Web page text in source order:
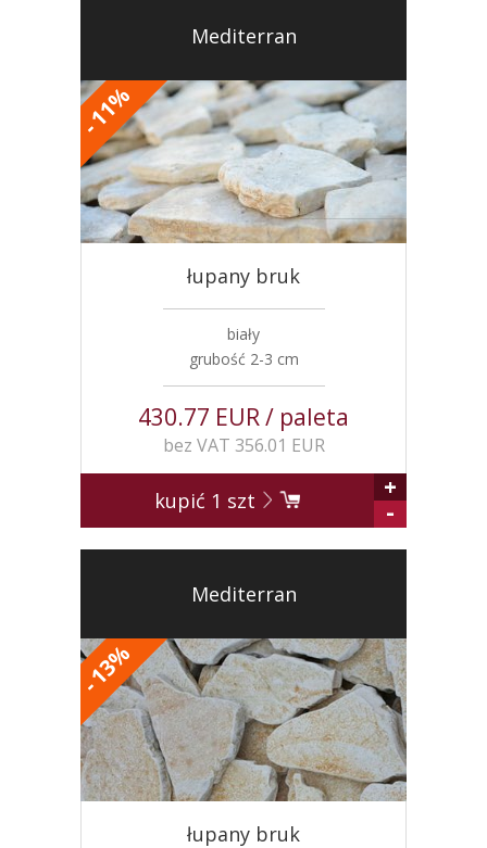
Mediterran
-
11
%
łupany bruk
biały
grubość 2-3 cm
430.77 EUR / paleta
bez VAT 356.01 EUR
kupić 1 szt
+
-
Mediterran
-
13
%
łupany bruk